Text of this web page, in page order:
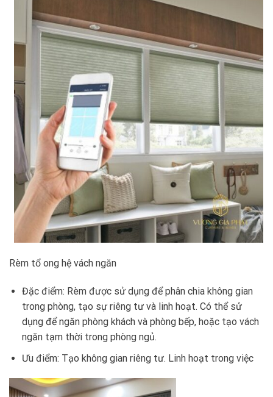
Rèm tổ ong hệ vách ngăn
Đặc điểm: Rèm được sử dụng để phân chia không gian
trong phòng, tạo sự riêng tư và linh hoạt. Có thể sử
dụng để ngăn phòng khách và phòng bếp, hoặc tạo vách
ngăn tạm thời trong phòng ngủ.
Ưu điểm: Tạo không gian riêng tư. Linh hoạt trong việc